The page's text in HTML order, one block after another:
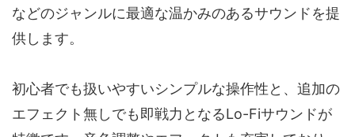
などのジャンルに最適な温かみのあるサウンドを提
供します。
初心者でも扱いやすいシンプルな操作性と、追加の
エフェクト無しでも即戦力となるLo-Fiサウンドが